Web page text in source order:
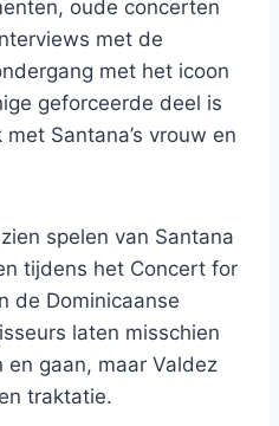
oude concerten
met de
met het icoon
geforceerde deel is
Santana’s vrouw en
spelen van Santana
tijdens het Concert for
de Dominicaanse
laten misschien
gaan, maar Valdez
traktatie.